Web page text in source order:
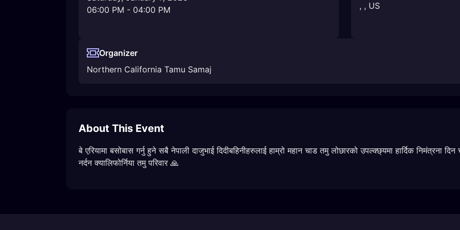
06:00 PM - 04:00 PM
, , US
Organizer
Northern California Tamu Samaj
About This Event
बे एरियामा बसोबास गर्नु हुने सबै नेपाली दाजुभाई दिदीबहिनीहरुलाई हाम्रो महान चाड तमु लोछारको उपल्क्छ्यमा हार्दिक निमंत्रना दिन
नर्दन क्यालिफोर्निया तमु परिवार 🙏